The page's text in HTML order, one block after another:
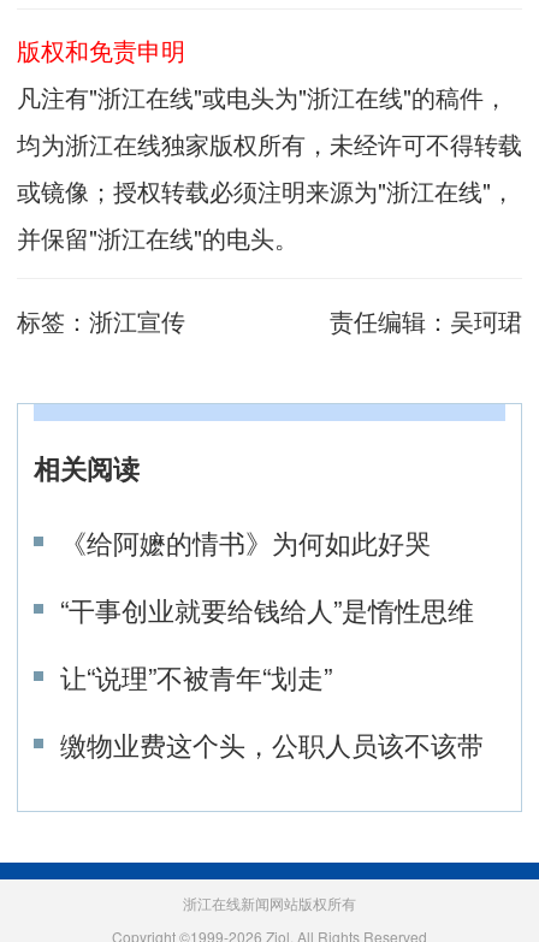
版权和免责申明
凡注有"浙江在线"或电头为"浙江在线"的稿件，
均为浙江在线独家版权所有，未经许可不得转载
或镜像；授权转载必须注明来源为"浙江在线"，
并保留"浙江在线"的电头。
标签： 浙江宣传 责任编辑： 吴珂珺
相关阅读
《给阿嬷的情书》为何如此好哭
“干事创业就要给钱给人”是惰性思维
让“说理”不被青年“划走”
缴物业费这个头，公职人员该不该带
浙江在线新闻网站版权所有
Copyright ©1999-2026 Zjol. All Rights Reserved